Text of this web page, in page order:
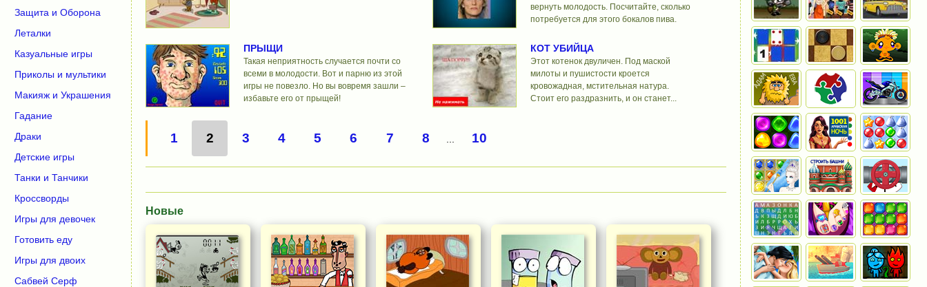
вернуть молодость. Посчитайте, сколько
потребуется для этого бокалов пива.
ПРЫЩИ
Такая неприятность случается почти со
всеми в молодости. Вот и парню из этой
игры не повезло. Но вы вовремя зашли –
избавьте его от прыщей!
КОТ УБИЙЦА
Этот котенок двуличен. Под маской
милоты и пушистости кроется
кровожадная, мстительная натура.
Стоит его раздразнить, и он станет...
1 2 3 4 5 6 7 8 ... 10
Новые
Защита и Оборона
Леталки
Казуальные игры
Приколы и мультики
Макияж и Украшения
Гадание
Драки
Детские игры
Танки и Танчики
Кроссворды
Игры для девочек
Готовить еду
Игры для двоих
Сабвей Серф